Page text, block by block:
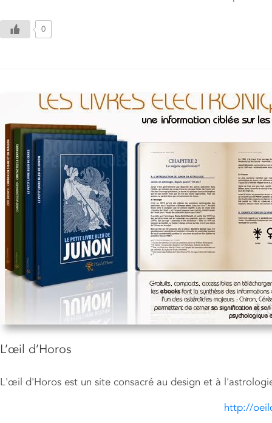
0
L’œil d’Horos
L'œil d'Horos est un site consacré au design et à
http://